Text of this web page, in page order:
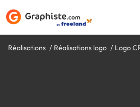
Réalisations Réalisations logo Logo